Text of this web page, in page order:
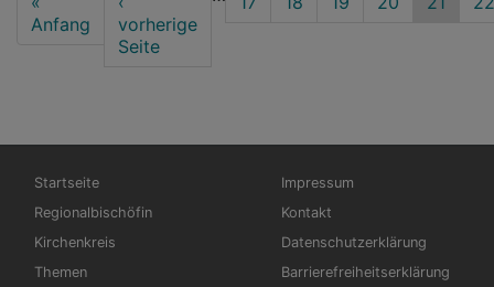
page
Anfang
Seite
vorherige
Seite
Hauptnavigation
Startseite
Regionalbischöfin
Kirchenkreis
Themen
Fußbereichsmenü
Impressum
Kontakt
Datenschutzerklärung
Barrierefreiheitserklärung